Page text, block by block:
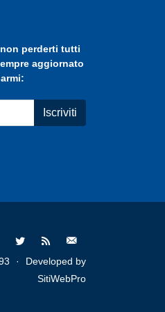
perderti tutti
aggiornato
Iscriviti
·
Developed by
SitiWebPro